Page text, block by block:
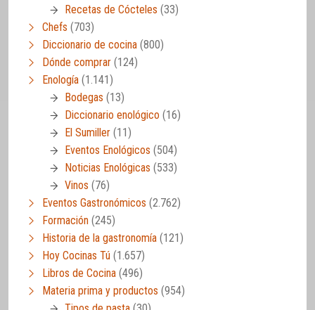
Recetas de Cócteles (33)
Chefs (703)
Diccionario de cocina (800)
Dónde comprar (124)
Enología (1.141)
Bodegas (13)
Diccionario enológico (16)
El Sumiller (11)
Eventos Enológicos (504)
Noticias Enológicas (533)
Vinos (76)
Eventos Gastronómicos (2.762)
Formación (245)
Historia de la gastronomía (121)
Hoy Cocinas Tú (1.657)
Libros de Cocina (496)
Materia prima y productos (954)